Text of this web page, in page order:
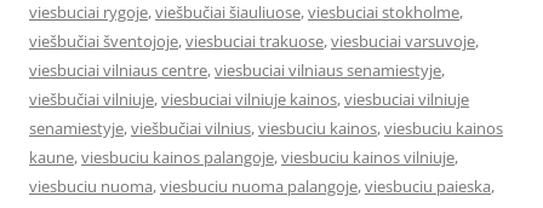
viesbuciai rygoje,viešbučiai šiauliuose,viesbuciai stokholme,
viešbučiai šventojoje,viesbuciai trakuose,viesbuciai varsuvoje,
viesbuciai vilniaus centre,viesbuciai vilniaus senamiestyje,
viešbučiai vilniuje,viesbuciai vilniuje kainos,viesbuciai vilniuje
senamiestyje,viešbučiai vilnius,viesbuciu kainos,viesbuciu kainos
kaune,viesbuciu kainos palangoje,viesbuciu kainos vilniuje,
viesbuciu nuoma,viesbuciu nuoma palangoje,viesbuciu paieska,